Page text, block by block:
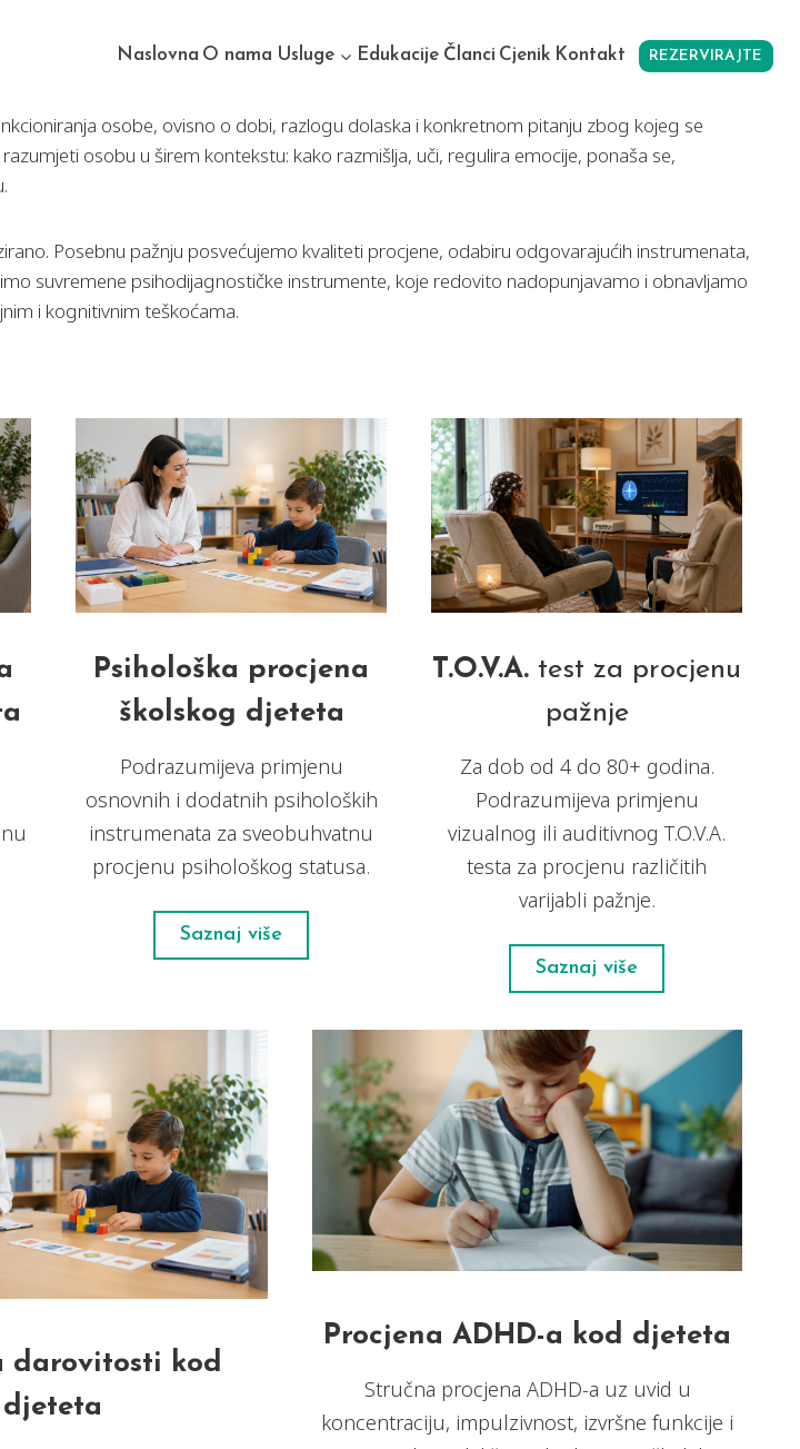
Naslovna O nama Usluge Edukacije Članci Cjenik Kontakt REZERVIRAJTE
osobe, ovisno o dobi, razlogu dolaska i konkretnom pitanju zbog kojeg se
osobu u širem kontekstu: kako razmišlja, uči, regulira emocije, ponaša se,
Posebnu pažnju posvećujemo kvaliteti procjene, odabiru odgovarajućih instrumenata,
suvremene psihodijagnostičke instrumente, koje redovito nadopunjavamo i obnavljamo
i kognitivnim teškoćama.
Psihološka procjena
školskog djeteta
Podrazumijeva primjenu
osnovnih i dodatnih psiholoških
instrumenata za sveobuhvatnu
procjenu psihološkog statusa.
Saznaj više
T.O.V.A. test za procjenu
pažnje
Za dob od 4 do 80+ godina.
Podrazumijeva primjenu
vizualnog ili auditivnog T.O.V.A.
testa za procjenu različitih
varijabli pažnje.
Saznaj više
darovitosti kod
djeteta
Procjena ADHD-a kod djeteta
Stručna procjena ADHD-a uz uvid u
koncentraciju, impulzivnost, izvršne funkcije i